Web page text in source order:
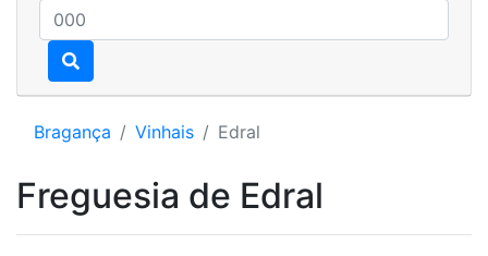
Bragança Vinhais Edral
Freguesia de Edral